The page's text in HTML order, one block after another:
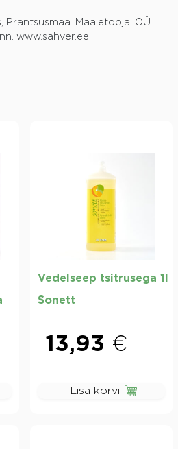
Prantsusmaa. Maaletooja: OÜ
www.sahver.ee
Vedelseep tsitrusega 1l
Sonett
13,93 €
Lisa korvi